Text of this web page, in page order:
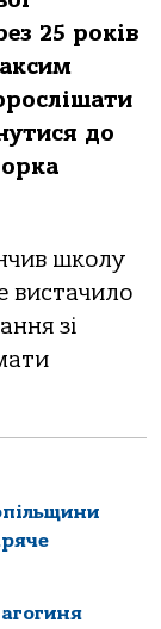
25 років
до
школу
вистачило
зі